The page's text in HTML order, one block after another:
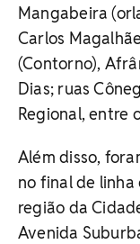
Mangabeira
Carlos
(Contorno),
Dias; ruas
Regional, entre
Além disso,
no final de
região da
Avenida